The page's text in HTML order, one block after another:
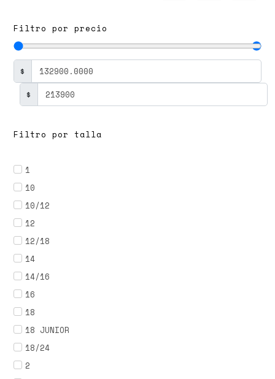
Filtro por precio
$
$
Filtro por talla
1
10
10/12
12
12/18
14
14/16
16
18
18 JUNIOR
18/24
2